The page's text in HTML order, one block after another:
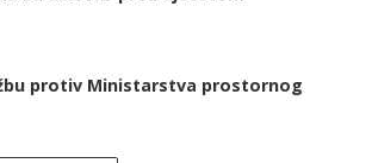
protiv Ministarstva prostornog